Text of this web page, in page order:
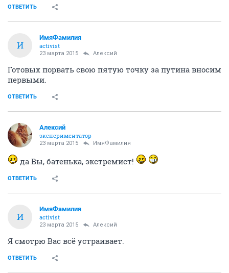
ОТВЕТИТЬ
И
ИмяФамилия
activist
23 марта 2015 Алексий
Готовых порвать свою пятую точку за путина вносим
первыми.
ОТВЕТИТЬ
Алексий
экспериментатор
23 марта 2015 ИмяФамилия
да Вы, батенька, экстремист!
ОТВЕТИТЬ
И
ИмяФамилия
activist
23 марта 2015 Алексий
Я смотрю Вас всё устраивает.
ОТВЕТИТЬ